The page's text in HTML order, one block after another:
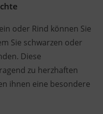
oder Rind können Sie
Sie schwarzen oder
Diese
zu herzhaften
ihnen eine besondere